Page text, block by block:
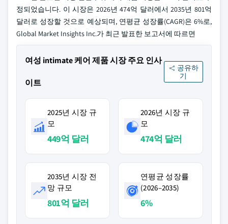
정되었습니다. 이 시장은 2026년 474억 달러에서 2035년 801억
달러로 성장할 것으로 예상되며, 연평균 성장률(CAGR)은 6%로,
Global Market Insights Inc.가 최근 발표한 보고서에 따르면
여성 intimate 케어 제품 시장 주요 인사
이트
공유하
기
2025년 시장 규
모
449억 달러
2026년 시장 규
모
474억 달러
2035년 시장 전
망 규모
801억 달러
연평균 성장률
(2026–2035)
6%